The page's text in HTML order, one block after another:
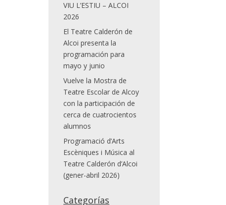
VIU L’ESTIU – ALCOI
2026
El Teatre Calderón de
Alcoi presenta la
programación para
mayo y junio
Vuelve la Mostra de
Teatre Escolar de Alcoy
con la participación de
cerca de cuatrocientos
alumnos
Programació d’Arts
Escèniques i Música al
Teatre Calderón d’Alcoi
(gener-abril 2026)
Categorías